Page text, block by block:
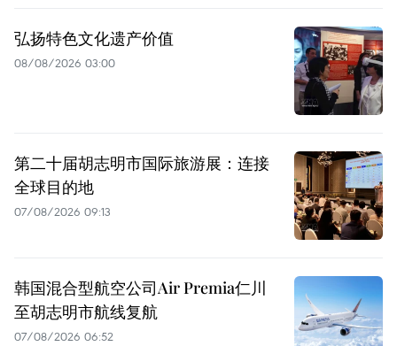
弘扬特色文化遗产价值
08/08/2026 03:00
第二十届胡志明市国际旅游展：连接
全球目的地
07/08/2026 09:13
韩国混合型航空公司Air Premia仁川
至胡志明市航线复航
07/08/2026 06:52